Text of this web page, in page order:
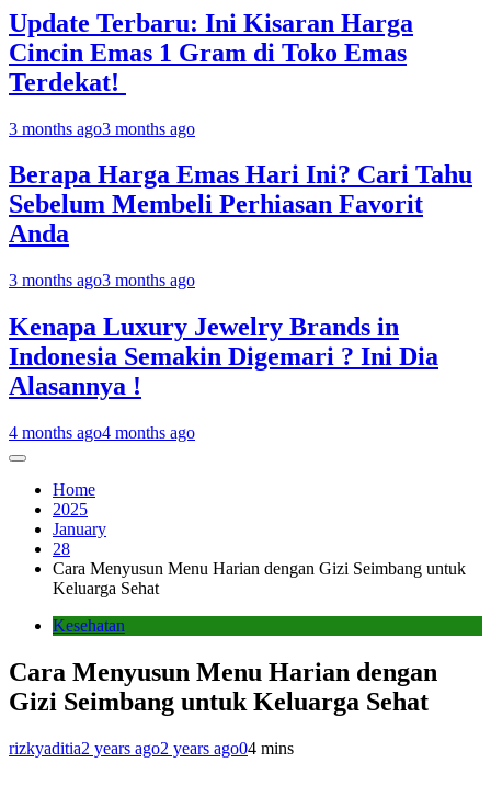
Update Terbaru: Ini Kisaran Harga
Cincin Emas 1 Gram di Toko Emas
Terdekat!
3 months ago3 months ago
Berapa Harga Emas Hari Ini? Cari Tahu
Sebelum Membeli Perhiasan Favorit
Anda
3 months ago3 months ago
Kenapa Luxury Jewelry Brands in
Indonesia Semakin Digemari ? Ini Dia
Alasannya !
4 months ago4 months ago
Home
2025
January
28
Cara Menyusun Menu Harian dengan Gizi Seimbang untuk
Keluarga Sehat
Kesehatan
Cara Menyusun Menu Harian dengan
Gizi Seimbang untuk Keluarga Sehat
rizkyaditia2 years ago2 years ago04 mins